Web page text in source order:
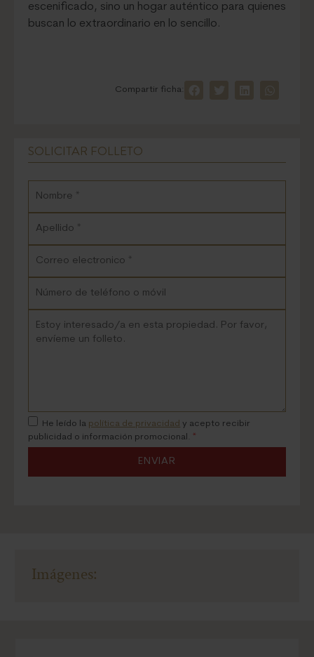
escenificado, sino un hogar auténtico para quienes
buscan lo extraordinario en lo sencillo.
Compartir ficha:
SOLICITAR FOLLETO
He leído la política de privacidad y acepto recibir
publicidad o información promocional. *
ENVIAR
Imágenes: